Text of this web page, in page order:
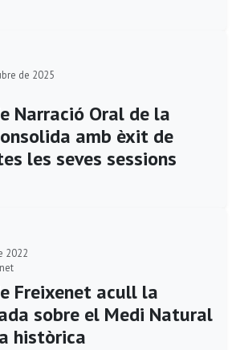
de 2025
Narració Oral de la
amb èxit de
les seves sessions
2022
Freixenet acull la
sobre el Medi Natural
històrica